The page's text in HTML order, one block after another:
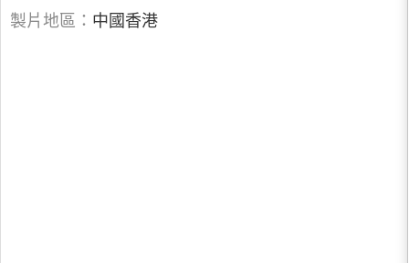
製片地區： 中國香港